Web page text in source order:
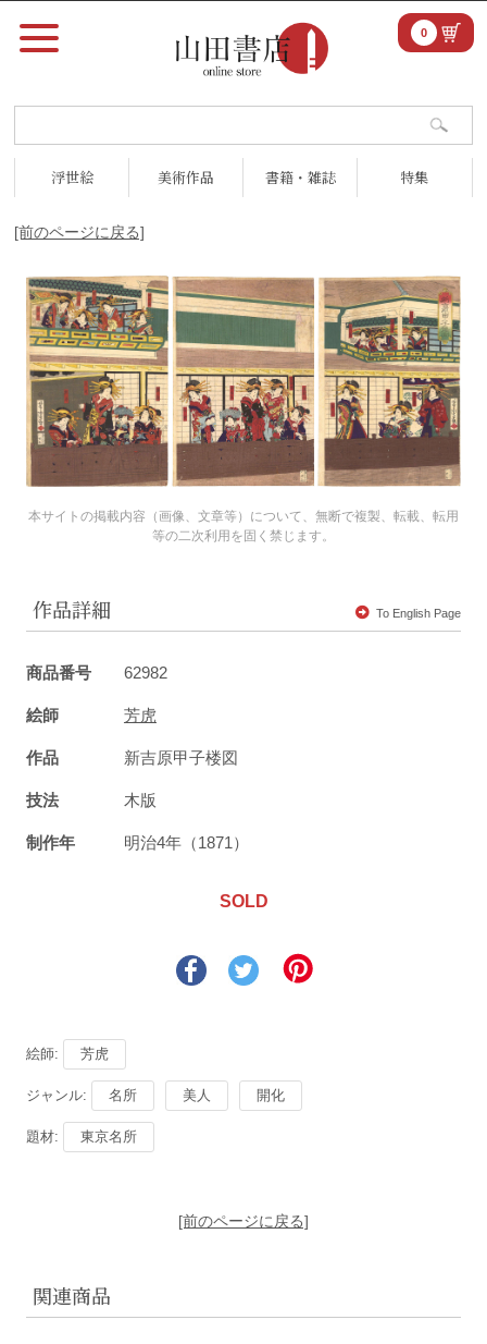
浮世絵 美術作品 書籍・雑誌 特集
0
[前のページに戻る]
本サイトの掲載内容（画像、文章等）について、無断で複製、転載、転用
等の二次利用を固く禁じます。
作品詳細 To English Page
商品番号 62982
絵師 芳虎
作品 新吉原甲子楼図
技法 木版
制作年 明治4年（1871）
SOLD
絵師: 芳虎
ジャンル: 名所 美人 開化
題材: 東京名所
[前のページに戻る]
関連商品